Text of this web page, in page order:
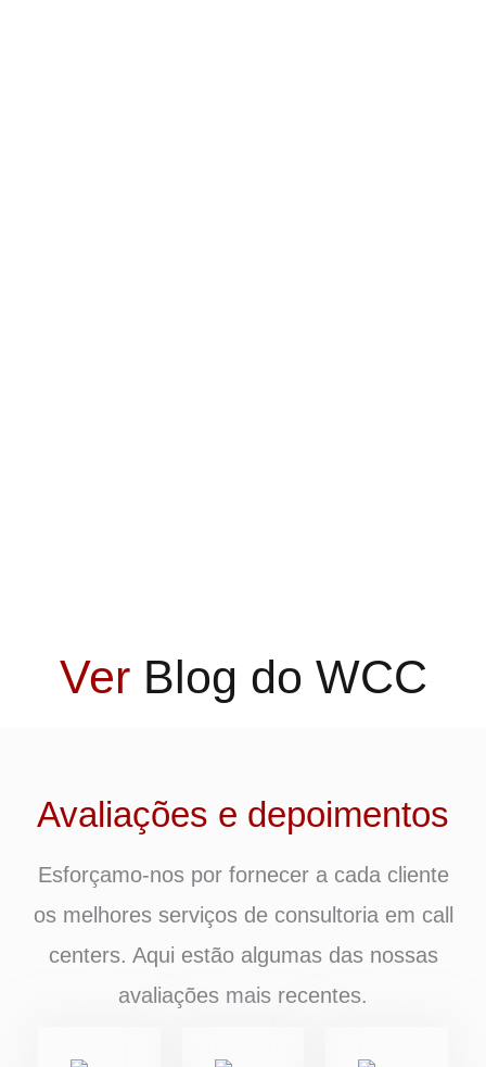
Ver Blog do WCC
Avaliações e depoimentos
Esforçamo-nos por fornecer a cada cliente
os melhores serviços de consultoria em call
centers. Aqui estão algumas das nossas
avaliações mais recentes.